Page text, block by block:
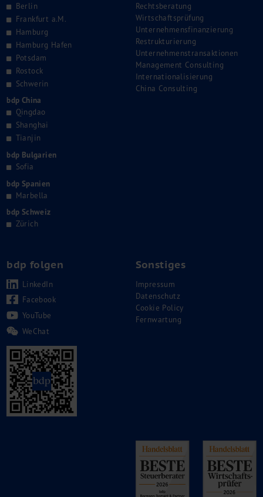
Berlin
Frankfurt a.M.
Hamburg
Hamburg Hafen
Potsdam
Rostock
Schwerin
bdp China
Qingdao
Shanghai
Tianjin
bdp Bulgarien
Sofia
bdp Spanien
Marbella
bdp Schweiz
Zürich
Rechtsberatung
Wirtschaftsprüfung
Unternehmensfinanzierung
Restrukturierung
Unternehmenstransaktionen
Management Consulting
Internationalisierung
China Consulting
bdp folgen
LinkedIn
Facebook
YouTube
WeChat
Sonstiges
Impressum
Datenschutz
Cookie Policy
Fernwartung